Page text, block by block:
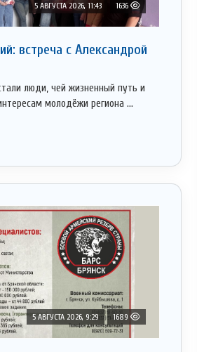
5 АВГУСТА 2026, 11:43 1636
встреча с Александрой
люди, чей жизненный путь и
молодёжи региона ...
5 АВГУСТА 2026, 9:29 1689